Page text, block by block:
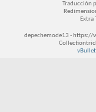
Traducción
Extra
depechemode13 -